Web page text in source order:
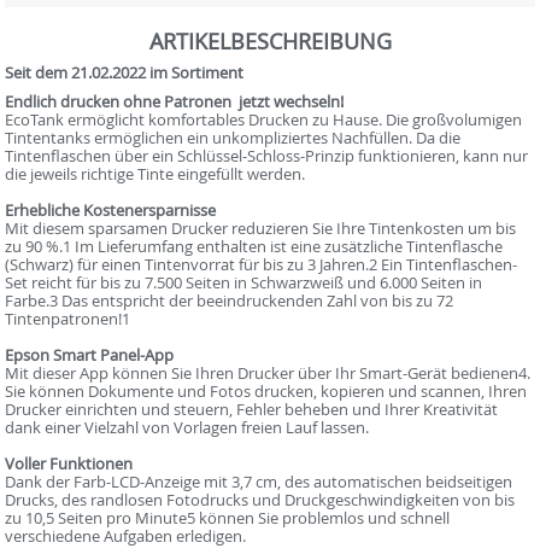
ARTIKELBESCHREIBUNG
Seit dem 21.02.2022 im Sortiment
Endlich drucken ohne Patronen  jetzt wechseln!
EcoTank ermöglicht komfortables Drucken zu Hause. Die großvolumigen
Tintentanks ermöglichen ein unkompliziertes Nachfüllen. Da die
Tintenflaschen über ein Schlüssel-Schloss-Prinzip funktionieren, kann nur
die jeweils richtige Tinte eingefüllt werden.
Erhebliche Kostenersparnisse
Mit diesem sparsamen Drucker reduzieren Sie Ihre Tintenkosten um bis
zu 90 %.1 Im Lieferumfang enthalten ist eine zusätzliche Tintenflasche
(Schwarz) für einen Tintenvorrat für bis zu 3 Jahren.2 Ein Tintenflaschen-
Set reicht für bis zu 7.500 Seiten in Schwarzweiß und 6.000 Seiten in
Farbe.3 Das entspricht der beeindruckenden Zahl von bis zu 72
Tintenpatronen!1
Epson Smart Panel-App
Mit dieser App können Sie Ihren Drucker über Ihr Smart-Gerät bedienen4.
Sie können Dokumente und Fotos drucken, kopieren und scannen, Ihren
Drucker einrichten und steuern, Fehler beheben und Ihrer Kreativität
dank einer Vielzahl von Vorlagen freien Lauf lassen.
Voller Funktionen
Dank der Farb-LCD-Anzeige mit 3,7 cm, des automatischen beidseitigen
Drucks, des randlosen Fotodrucks und Druckgeschwindigkeiten von bis
zu 10,5 Seiten pro Minute5 können Sie problemlos und schnell
verschiedene Aufgaben erledigen.